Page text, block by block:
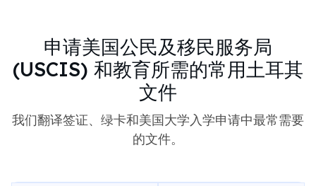
申请美国公民及移民服务局
(USCIS) 和教育所需的常用土耳其
文件
我们翻译签证、绿卡和美国大学入学申请中最常需要
的文件。